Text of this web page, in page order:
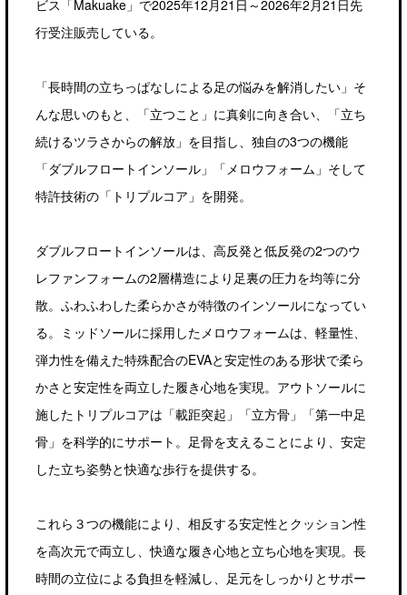
ビス「Makuake」で2025年12月21日～2026年2月21日先
行受注販売している。
「長時間の立ちっぱなしによる足の悩みを解消したい」そ
んな思いのもと、「立つこと」に真剣に向き合い、「立ち
続けるツラさからの解放」を目指し、独自の3つの機能
「ダブルフロートインソール」「メロウフォーム」そして
特許技術の「トリプルコア」を開発。
ダブルフロートインソールは、高反発と低反発の2つのウ
レファンフォームの2層構造により足裏の圧力を均等に分
散。ふわふわした柔らかさが特徴のインソールになってい
る。ミッドソールに採用したメロウフォームは、軽量性、
弾力性を備えた特殊配合のEVAと安定性のある形状で柔ら
かさと安定性を両立した履き心地を実現。アウトソールに
施したトリプルコアは「載距突起」「立方骨」「第一中足
骨」を科学的にサポート。足骨を支えることにより、安定
した立ち姿勢と快適な歩行を提供する。
これら３つの機能により、相反する安定性とクッション性
を高次元で両立し、快適な履き心地と立ち心地を実現。長
時間の立位による負担を軽減し、足元をしっかりとサポー